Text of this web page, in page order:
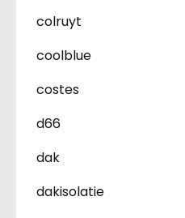
colruyt
coolblue
costes
d66
dak
dakisolatie